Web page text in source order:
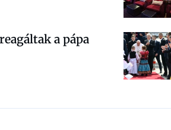
a pápa